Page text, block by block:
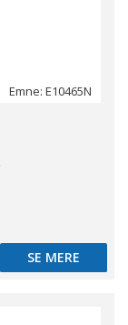
Emne: E10465N
SE MERE
SE MERE